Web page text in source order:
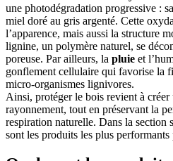
une photodégradation progressive :
miel doré au gris argenté. Cette
l’apparence, mais aussi la structure
lignine, un polymère naturel, se
poreuse. Par ailleurs, la pluie et
gonflement cellulaire qui favorise la
micro-organismes lignivores.
Ainsi, protéger le bois revient à créer
rayonnement, tout en préservant la
respiration naturelle. Dans la section
sont les produits les plus